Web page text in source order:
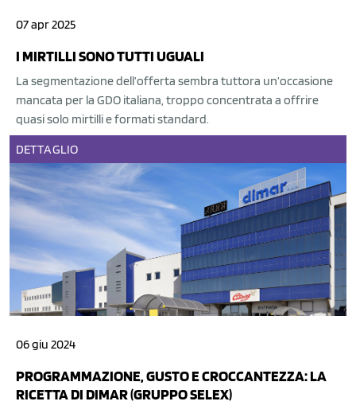
07 apr 2025
I MIRTILLI SONO TUTTI UGUALI
La segmentazione dell’offerta sembra tuttora un’occasione
mancata per la GDO italiana, troppo concentrata a offrire
quasi solo mirtilli e formati standard.
DETTAGLIO
06 giu 2024
PROGRAMMAZIONE, GUSTO E CROCCANTEZZA: LA
RICETTA DI DIMAR (GRUPPO SELEX)